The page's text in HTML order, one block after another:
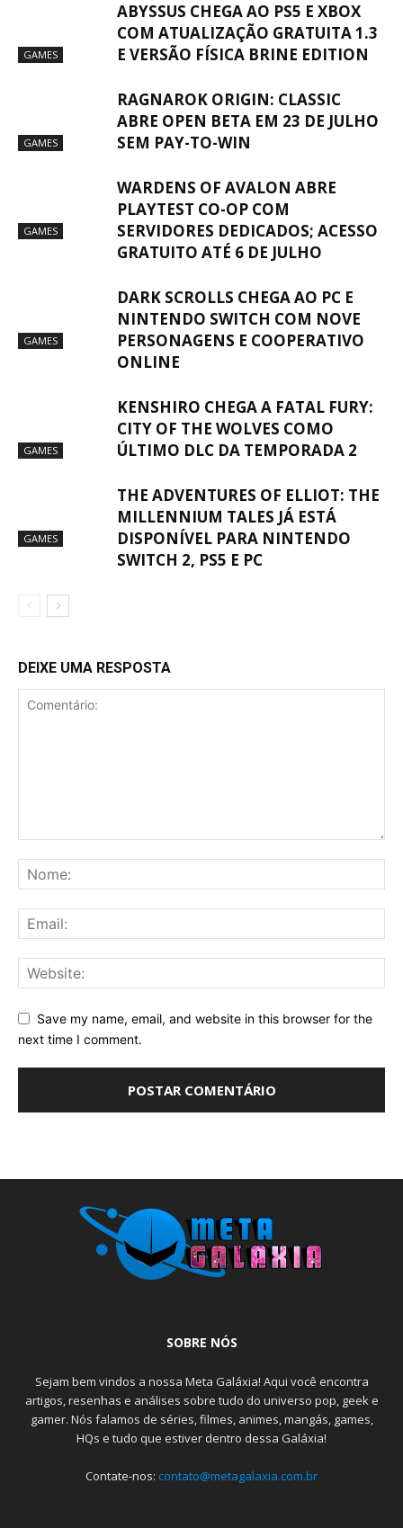
GAMES
ABYSSUS CHEGA AO PS5 E XBOX
COM ATUALIZAÇÃO GRATUITA 1.3
E VERSÃO FÍSICA BRINE EDITION
GAMES
RAGNAROK ORIGIN: CLASSIC
ABRE OPEN BETA EM 23 DE JULHO
SEM PAY-TO-WIN
GAMES
WARDENS OF AVALON ABRE
PLAYTEST CO-OP COM
SERVIDORES DEDICADOS; ACESSO
GRATUITO ATÉ 6 DE JULHO
GAMES
DARK SCROLLS CHEGA AO PC E
NINTENDO SWITCH COM NOVE
PERSONAGENS E COOPERATIVO
ONLINE
GAMES
KENSHIRO CHEGA A FATAL FURY:
CITY OF THE WOLVES COMO
ÚLTIMO DLC DA TEMPORADA 2
GAMES
THE ADVENTURES OF ELLIOT: THE
MILLENNIUM TALES JÁ ESTÁ
DISPONÍVEL PARA NINTENDO
SWITCH 2, PS5 E PC
DEIXE UMA RESPOSTA
Save my name, email, and website in this browser for the
next time I comment.
SOBRE NÓS
Sejam bem vindos a nossa Meta Galáxia! Aqui você encontra
artigos, resenhas e análises sobre tudo do universo pop, geek e
gamer. Nós falamos de séries, filmes, animes, mangás, games,
HQs e tudo que estiver dentro dessa Galáxia!
Contate-nos: contato@metagalaxia.com.br